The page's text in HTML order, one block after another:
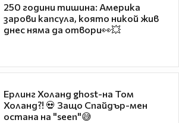
250 години тишина: Америка
зарови капсула, която никой жив
днес няма да отвори👀💥
Ерлинг Холанд ghost-на Том
Холанд?! 💀 Защо Спайдър-мен
остана на "seen"😅